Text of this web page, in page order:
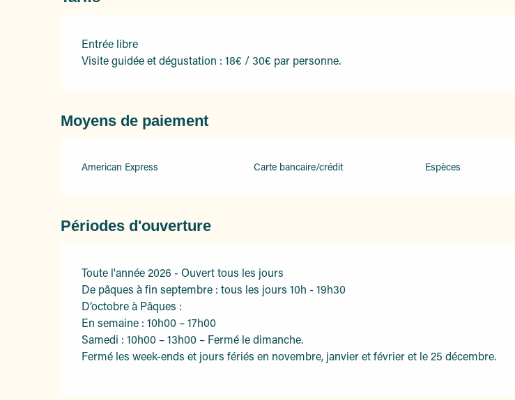
Entrée libre
Visite guidée et dégustation : 18€ / 30€ par personne.
Moyens de paiement
American Express Carte bancaire/crédit Espèces
Périodes d'ouverture
Toute l'année 2026 - Ouvert tous les jours
De pâques à fin septembre : tous les jours 10h - 19h30
D’octobre à Pâques :
En semaine : 10h00 – 17h00
Samedi : 10h00 – 13h00 – Fermé le dimanche.
Fermé les week-ends et jours fériés en novembre, janvier et février et le 25 décembre.